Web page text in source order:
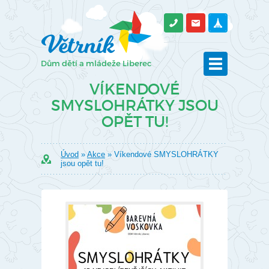
VÍKENDOVÉ
SMYSLOHRÁTKY JSOU
OPĚT TU!
Úvod » Akce » Víkendové SMYSLOHRÁTKY
jsou opět tu!